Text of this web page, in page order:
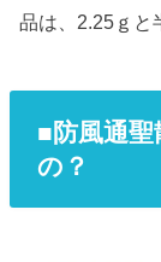
品は、2.25ｇと
■防風通
の？